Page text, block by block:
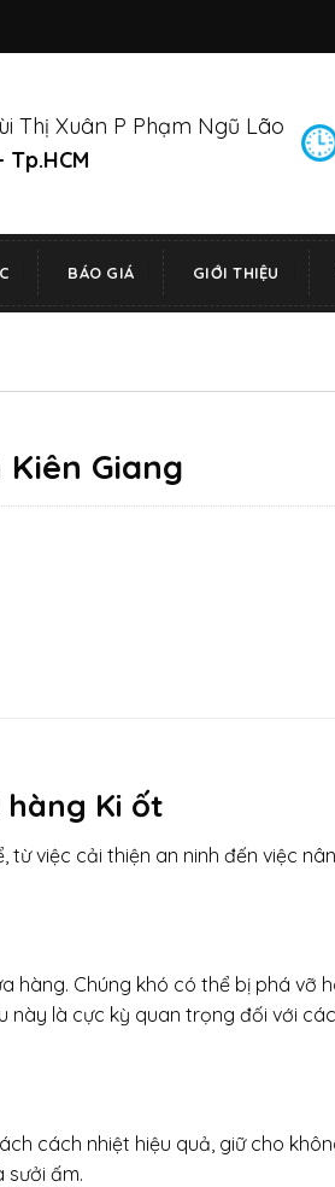
Thị Xuân P Phạm Ngũ Lão
Tp.HCM
BÁO GIÁ GIỚI THIỆU
Giang
hàng Ki ốt
việc cải thiện an ninh đến việc
hàng. Chúng khó có thể bị phá vỡ
này là cực kỳ quan trọng đối với
cách nhiệt hiệu quả, giữ cho
sưởi ấm.